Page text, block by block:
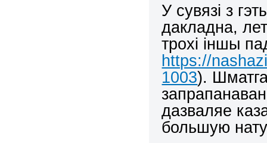
У сувязі з
дакладна,
трохі іншы
https://
1003).
дазваляе
большую